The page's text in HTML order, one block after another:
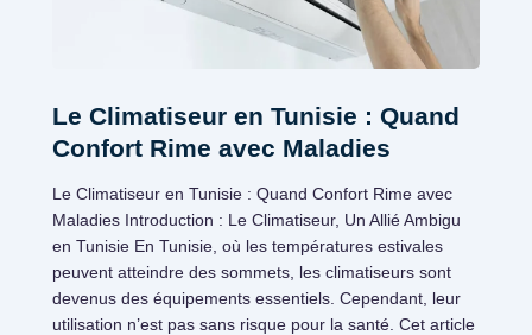
Le Climatiseur en Tunisie : Quand
Confort Rime avec Maladies
Le Climatiseur en Tunisie : Quand Confort Rime avec
Maladies Introduction : Le Climatiseur, Un Allié Ambigu
en Tunisie En Tunisie, où les températures estivales
peuvent atteindre des sommets, les climatiseurs sont
devenus des équipements essentiels. Cependant, leur
utilisation n’est pas sans risque pour la santé. Cet article